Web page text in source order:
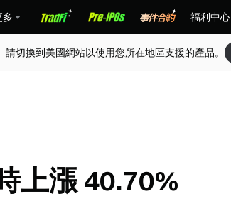
多 福利中心
切換到美國網站以使用您所在地區支援的產品。
上漲 40.70%